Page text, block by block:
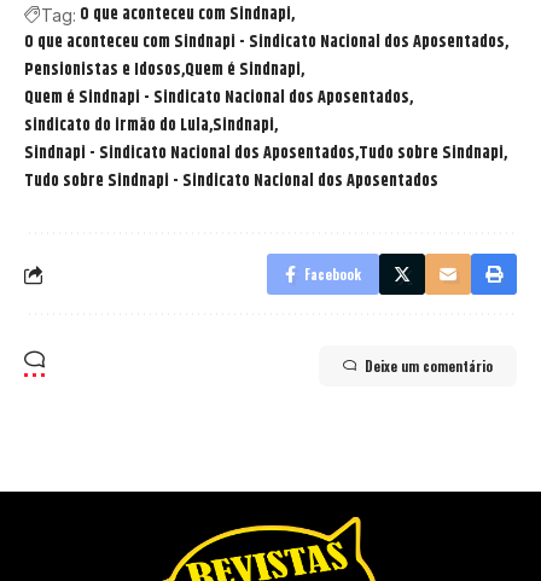
Tag: O que aconteceu com Sindnapi
O que aconteceu com Sindnapi - Sindicato Nacional dos Aposentados
Pensionistas e Idosos Quem é Sindnapi
Quem é Sindnapi - Sindicato Nacional dos Aposentados
sindicato do irmão do Lula Sindnapi
Sindnapi - Sindicato Nacional dos Aposentados Tudo sobre Sindnapi
Tudo sobre Sindnapi - Sindicato Nacional dos Aposentados
Facebook
Deixe um comentário